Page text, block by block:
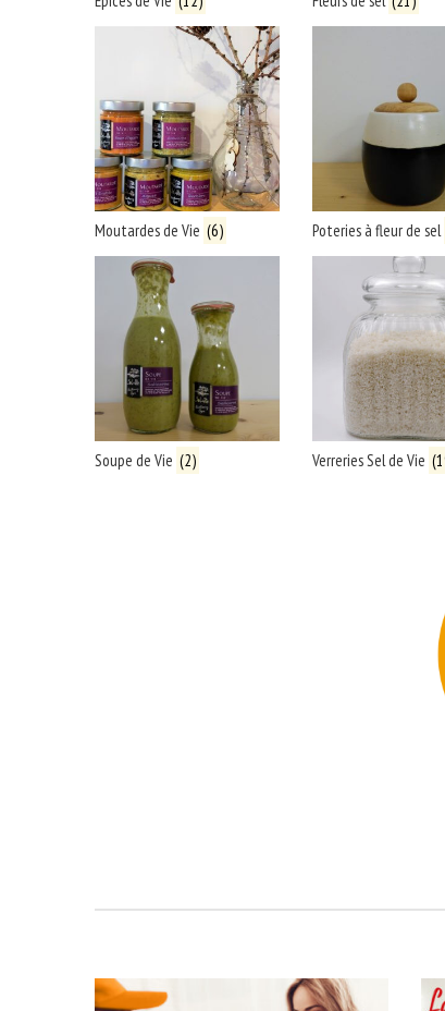
Moutardes de Vie (6) Poteries à fleur de sel
Soupe de Vie (2) Verreries Sel de Vie